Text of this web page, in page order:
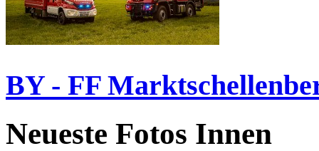
BY - FF
Neueste Fotos Innen